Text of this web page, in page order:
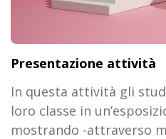
Presentazione attività
In questa attività gli
loro classe in
mostrando -attraverso